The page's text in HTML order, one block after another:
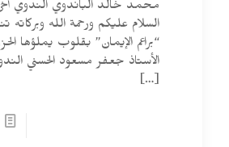
محمد خالد الباندوي الندوي
السلام عليكم ورحمة الله وبركاته
“براعم الإيمان” بقلوب يملؤها
الأستاذ جعفر مسعود الحسني
[…]